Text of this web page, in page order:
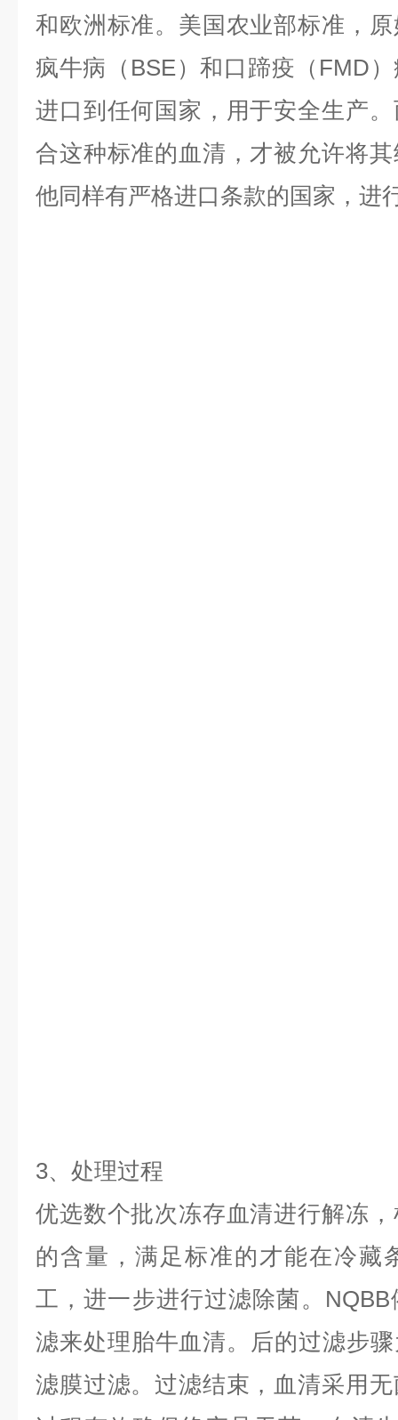
和欧洲标准。美国农业部标准，
疯牛病（BSE）和口蹄疫（FMD
进口到任何国家，用于安全生产
合这种标准的血清，才被允许将
他同样有严格进口条款的国家，进
3、处理过程
优选数个批次冻存血清进行解冻
的含量，满足标准的才能在冷藏
工，进一步进行过滤除菌。
滤来处理胎牛血清。后的过滤步
滤膜过滤。过滤结束，血清采用